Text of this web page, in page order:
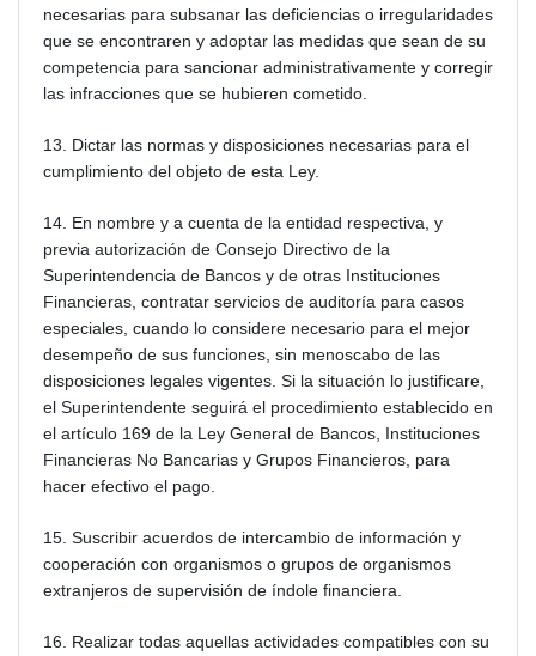
necesarias para subsanar las deficiencias o irregularidades
que se encontraren y adoptar las medidas que sean de su
competencia para sancionar administrativamente y corregir
las infracciones que se hubieren cometido.
13. Dictar las normas y disposiciones necesarias para el
cumplimiento del objeto de esta Ley.
14. En nombre y a cuenta de la entidad respectiva, y
previa autorización de Consejo Directivo de la
Superintendencia de Bancos y de otras Instituciones
Financieras, contratar servicios de auditoría para casos
especiales, cuando lo considere necesario para el mejor
desempeño de sus funciones, sin menoscabo de las
disposiciones legales vigentes. Si la situación lo justificare,
el Superintendente seguirá el procedimiento establecido en
el artículo 169 de la Ley General de Bancos, Instituciones
Financieras No Bancarias y Grupos Financieros, para
hacer efectivo el pago.
15. Suscribir acuerdos de intercambio de información y
cooperación con organismos o grupos de organismos
extranjeros de supervisión de índole financiera.
16. Realizar todas aquellas actividades compatibles con su